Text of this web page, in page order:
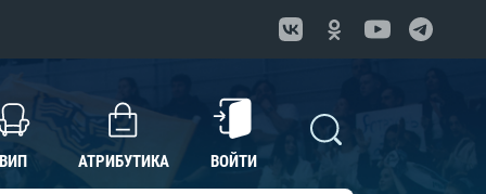
ВИП АТРИБУТИКА ВОЙТИ